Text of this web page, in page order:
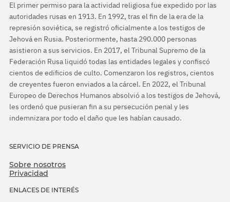
El primer permiso para la actividad religiosa fue expedido por las
autoridades rusas en 1913. En 1992, tras el fin de la era de la
represión soviética, se registró oficialmente a los testigos de
Jehová en Rusia. Posteriormente, hasta 290.000 personas
asistieron a sus servicios. En 2017, el Tribunal Supremo de la
Federación Rusa liquidó todas las entidades legales y confiscó
cientos de edificios de culto. Comenzaron los registros, cientos
de creyentes fueron enviados a la cárcel. En 2022, el Tribunal
Europeo de Derechos Humanos absolvió a los testigos de Jehová,
les ordenó que pusieran fin a su persecución penal y les
indemnizara por todo el daño que les habían causado.
SERVICIO DE PRENSA
Sobre nosotros
Privacidad
ENLACES DE INTERÉS